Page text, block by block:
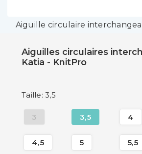
Aiguille circulaire
Aiguilles circulaires
Katia - KnitPro
Taille: 3,5
3 3,5 4
4,5 5 5,5